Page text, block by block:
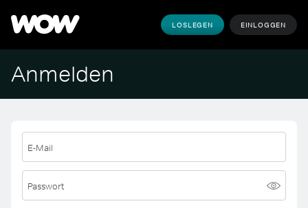
LOSLEGEN EINLOGGEN
Anmelden
E-Mail
Passwort